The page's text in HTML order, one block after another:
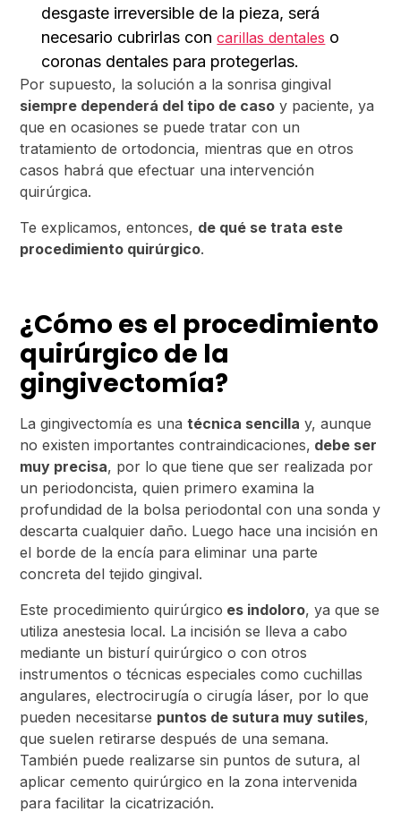
desgaste irreversible de la pieza, será
necesario cubrirlas concarillas dentales o
coronas dentales para protegerlas.
Por supuesto, la solución a la sonrisa gingival
siempre dependerá del tipo de caso y paciente, ya
que en ocasiones se puede tratar con un
tratamiento de ortodoncia, mientras que en otros
casos habrá que efectuar una intervención
quirúrgica.
Te explicamos, entonces, de qué se trata este
procedimiento quirúrgico.
¿Cómo es el procedimiento
quirúrgico de la
gingivectomía?
La gingivectomía es unatécnica sencilla y, aunque
no existen importantes contraindicaciones, debe ser
muy precisa, por lo que tiene que ser realizada por
un periodoncista, quien primero examina la
profundidad de la bolsa periodontal con una sonda y
descarta cualquier daño. Luego hace una incisión en
el borde de la encía para eliminar una parte
concreta del tejido gingival.
Este procedimiento quirúrgico es indoloro, ya que se
utiliza anestesia local. La incisión se lleva a cabo
mediante un bisturí quirúrgico o con otros
instrumentos o técnicas especiales como cuchillas
angulares, electrocirugía o cirugía láser, por lo que
pueden necesitarse puntos de sutura muy sutiles,
que suelen retirarse después de una semana.
También puede realizarse sin puntos de sutura, al
aplicar cemento quirúrgico en la zona intervenida
para facilitar la cicatrización.